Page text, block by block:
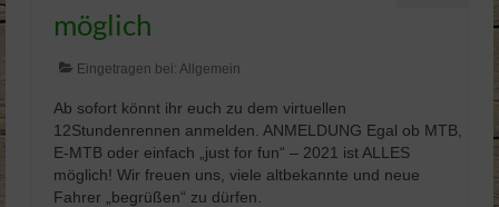
möglich
Eingetragen bei: Allgemein
Ab sofort könnt ihr euch zu dem virtuellen
12Stundenrennen anmelden. ANMELDUNG Egal ob MTB,
E-MTB oder einfach „just for fun“ – 2021 ist ALLES
möglich! Wir freuen uns, viele altbekannte und neue
Fahrer „begrüßen“ zu dürfen.